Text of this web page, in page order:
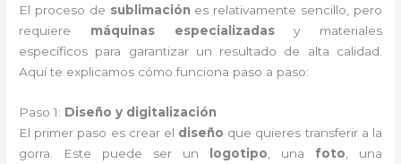
El proceso de sublimación es relativamente sencillo, pero
requiere máquinas especializadasy materiales
específicos para garantizar un resultado de alta calidad.
Aquí te explicamos cómo funciona paso a paso:
Paso 1: Diseño y digitalización
El primer paso es crear el diseño que quieres transferir a la
gorra. Este puede ser un
logotipo , una foto , una